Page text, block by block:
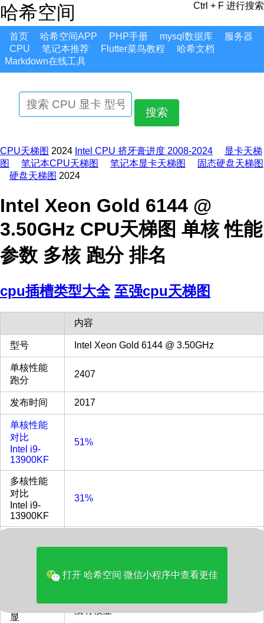
哈希空间 Ctrl + F 进行搜索
首页 哈希空间APP PHP手册 mysql数据库
服务器
CPU
笔记本推荐 Flutter菜鸟教程
哈希文档
Markdown在线工具
搜索
CPU天梯图 2024 Intel CPU 挤牙膏进度 2008-2024
显卡天梯
图
笔记本CPU天梯图 笔记本显卡天梯图
固态硬盘天梯图
硬盘天梯图 2024
Intel Xeon Gold 6144 @
3.50GHz CPU天梯图 单核 性能
参数 多核 跑分 排名
cpu插槽类型大全 至强cpu天梯图
内容
型号 Intel Xeon Gold 6144 @ 3.50GHz
单核性能
跑分
2407
发布时间 2017
单核性能
对比
Intel i9-
13900KF
51%
多核性能
对比
Intel i9-
13900KF
31%
18656
是否有 核
显
没有核显
打开 哈希空间 微信小程序中查看更佳